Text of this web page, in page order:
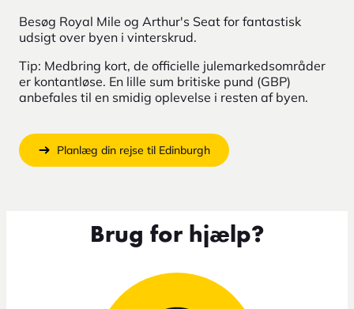
Besøg Royal Mile og Arthur's Seat for fantastisk
udsigt over byen i vinterskrud.
Tip: Medbring kort, de officielle julemarkedsområder
er kontantløse. En lille sum britiske pund (GBP)
anbefales til en smidig oplevelse i resten af byen.
Planlæg din rejse til Edinburgh
Brug for hjælp?